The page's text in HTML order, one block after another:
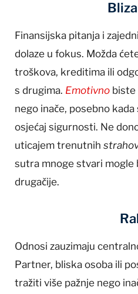
Finansijska pitanja i
dolaze u fokus. Možda
troškova, kreditima ili
s drugima. Emotivno biste
nego inače, posebno
osjećaj sigurnosti. Ne
uticajem trenutnih
sutra mnoge stvari mogle
drugačije.
Odnosi zauzimaju
Partner, bliska osoba ili
tražiti više pažnje nego